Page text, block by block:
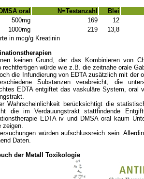
DMSA oral N=Testanzahl
Blei
500mg
169
12
1000mg
219
13,8
in mcg/g Kreatinin
keinen Grund, der das Kombinieren von
rechtfertigen würde wie z.B. die zeitnahe orale
die Infundierung von EDTA zusätzlich mit der
Substanzen verabreicht, die
EDTA entgiftet das vaskuläre System, oral
Wahrscheinlichkeit berücksichtigt die
die im Verdauungstrakt stattfindende
EDTA iv und DMSA oral kaum
zeigen.
würden aufschlussreich sein.
Daten.
der Metall Toxikologie